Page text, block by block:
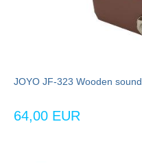
JOYO JF-323 Wooden sound
64,00 EUR